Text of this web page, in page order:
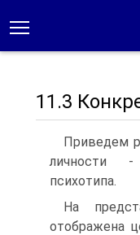
11.3
Приведем
личности -
психотипа.
На
отображена